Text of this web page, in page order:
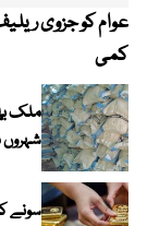
عوام کو جزوی
کمی
ملک
شہروں میں 20 کلو تھیلا
سونے